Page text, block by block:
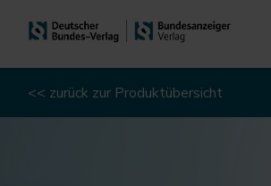
<< zurück zur Produktübersicht